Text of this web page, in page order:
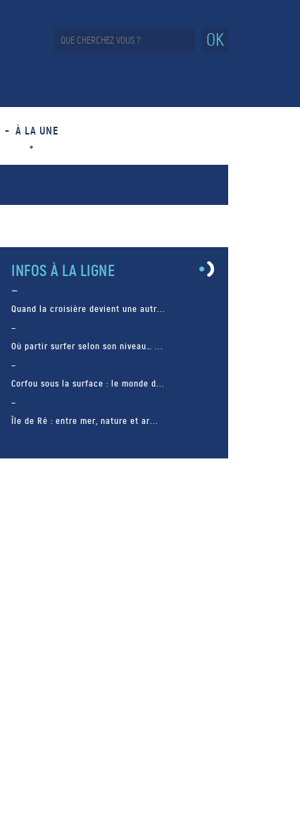
OK
À LA UNE
INFOS À LA LIGNE
Quand la croisière devient une autr...
Où partir surfer selon son niveau… ...
Corfou sous la surface : le monde d...
Île de Ré : entre mer, nature et ar...